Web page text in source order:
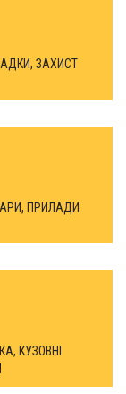
ЗАХИСТ
ПРИЛАДИ
КУЗОВНІ